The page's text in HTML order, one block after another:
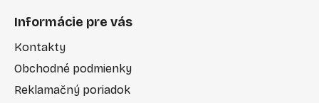
Informácie pre vás
Kontakty
Obchodné podmienky
Reklamačný poriadok